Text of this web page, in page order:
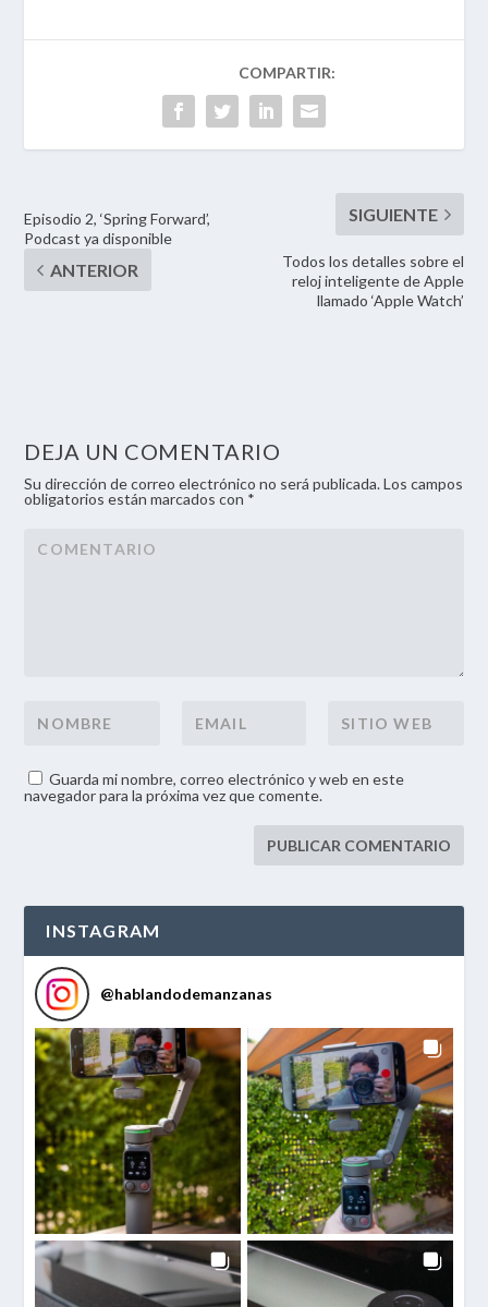
Episodio 2, ‘Spring Forward’,
Podcast ya disponible
Todos los detalles sobre el
reloj inteligente de Apple
llamado ‘Apple Watch’
DEJA UN COMENTARIO
Su dirección de correo electrónico no será publicada. Los campos
obligatorios están marcados con *
Guarda mi nombre, correo electrónico y web en este
navegador para la próxima vez que comente.
INSTAGRAM
@hablandodemanzanas